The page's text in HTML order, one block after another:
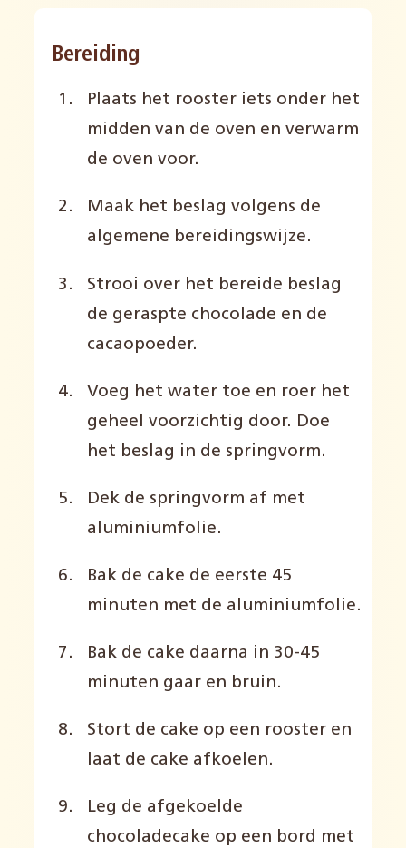
Bereiding
Plaats het rooster iets onder het
midden van de oven en verwarm
de oven voor.
Maak het beslag volgens de
algemene bereidingswijze.
Strooi over het bereide beslag
de geraspte chocolade en de
cacaopoeder.
Voeg het water toe en roer het
geheel voorzichtig door. Doe
het beslag in de springvorm.
Dek de springvorm af met
aluminiumfolie.
Bak de cake de eerste 45
minuten met de aluminiumfolie.
Bak de cake daarna in 30-45
minuten gaar en bruin.
Stort de cake op een rooster en
laat de cake afkoelen.
Leg de afgekoelde
chocoladecake op een bord met